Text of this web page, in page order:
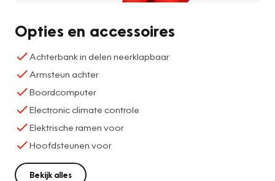
Opties en accessoires
Achterbank in delen neerklapbaar
Armsteun achter
Boordcomputer
Electronic climate controle
Elektrische ramen voor
Hoofdsteunen voor
Bekijk alles